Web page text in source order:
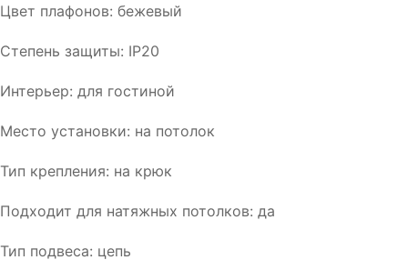
Цвет плафонов: бежевый
Степень защиты: IP20
Интерьер: для гостиной
Место установки: на потолок
Тип крепления: на крюк
Подходит для натяжных потолков: да
Тип подвеса: цепь